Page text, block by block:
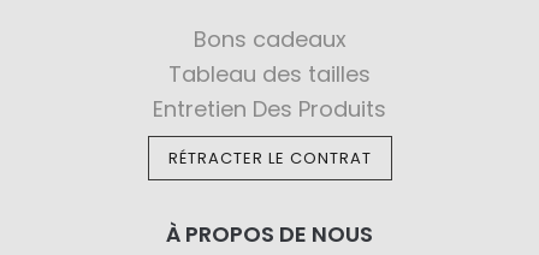
Bons cadeaux
Tableau des tailles
Entretien Des Produits
RÉTRACTER LE CONTRAT
À PROPOS DE NOUS